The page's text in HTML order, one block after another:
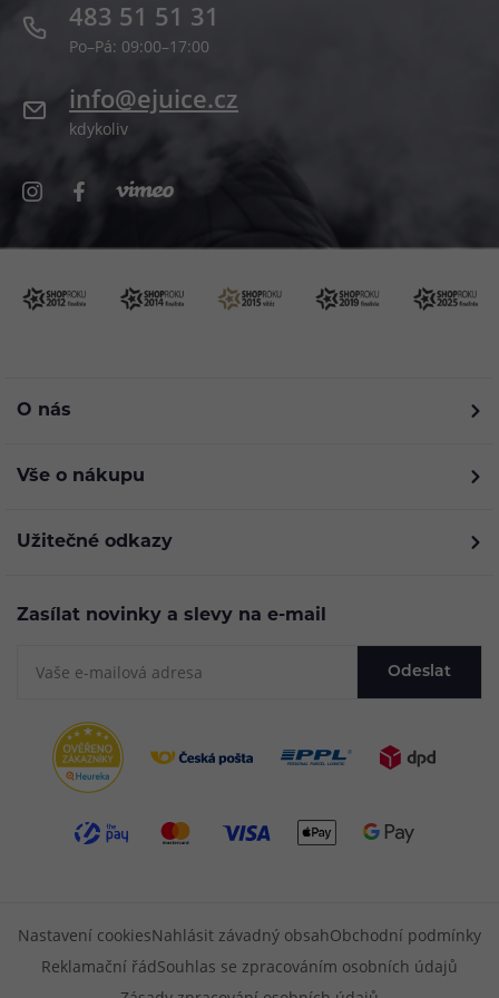
483 51 51 31
Po–Pá: 09:00–17:00
info@ejuice.cz
kdykoliv
O nás
Vše o nákupu
Užitečné odkazy
Zasílat novinky a slevy na e-mail
Odeslat
Nastavení cookiesNahlásit závadný obsahObchodní podmínky
Reklamační řádSouhlas se zpracováním osobních údajů